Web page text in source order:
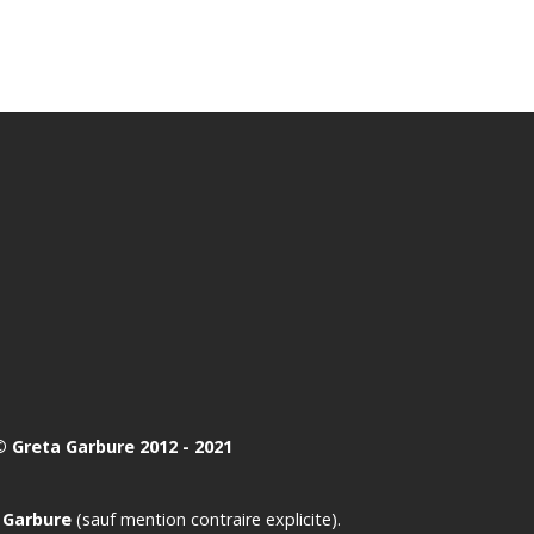
Garbure 2012 - 2021
(sauf mention contraire explicite).